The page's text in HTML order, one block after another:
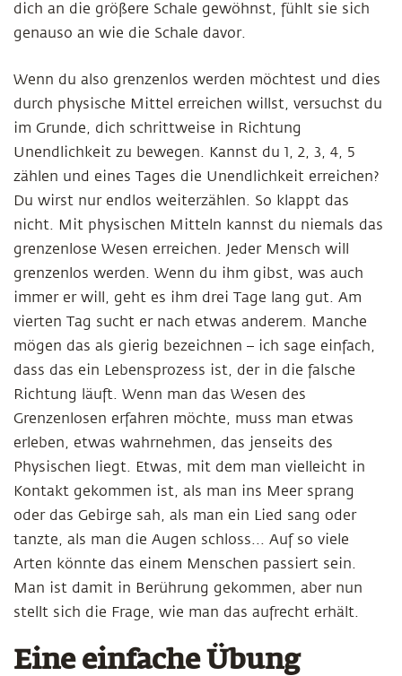
dich an die größere Schale gewöhnst, fühlt sie sich
genauso an wie die Schale davor.
Wenn du also grenzenlos werden möchtest und dies
durch physische Mittel erreichen willst, versuchst du
im Grunde, dich schrittweise in Richtung
Unendlichkeit zu bewegen. Kannst du 1, 2, 3, 4, 5
zählen und eines Tages die Unendlichkeit erreichen?
Du wirst nur endlos weiterzählen. So klappt das
nicht. Mit physischen Mitteln kannst du niemals das
grenzenlose Wesen erreichen. Jeder Mensch will
grenzenlos werden. Wenn du ihm gibst, was auch
immer er will, geht es ihm drei Tage lang gut. Am
vierten Tag sucht er nach etwas anderem. Manche
mögen das als gierig bezeichnen – ich sage einfach,
dass das ein Lebensprozess ist, der in die falsche
Richtung läuft. Wenn man das Wesen des
Grenzenlosen erfahren möchte, muss man etwas
erleben, etwas wahrnehmen, das jenseits des
Physischen liegt. Etwas, mit dem man vielleicht in
Kontakt gekommen ist, als man ins Meer sprang
oder das Gebirge sah, als man ein Lied sang oder
tanzte, als man die Augen schloss... Auf so viele
Arten könnte das einem Menschen passiert sein.
Man ist damit in Berührung gekommen, aber nun
stellt sich die Frage, wie man das aufrecht erhält.
Eine einfache Übung